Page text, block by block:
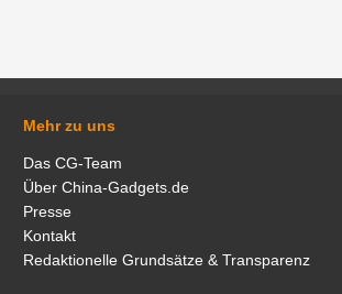
Mehr zu uns
Das CG-Team
Über China-Gadgets.de
Presse
Kontakt
Redaktionelle Grundsätze & Transparenz